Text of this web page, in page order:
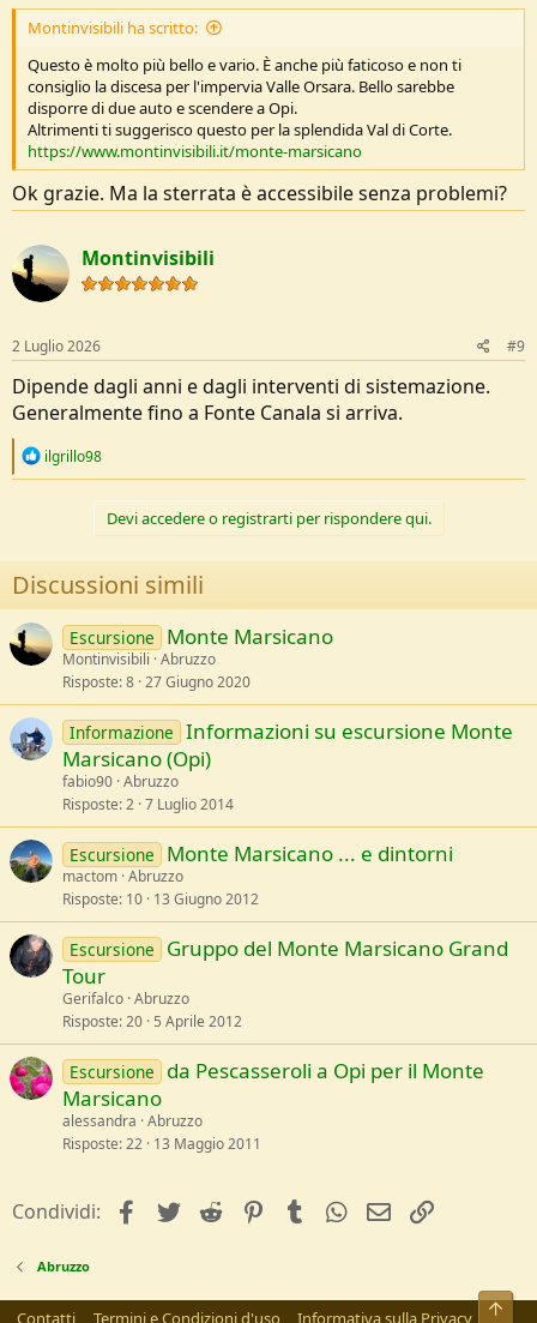
Montinvisibili ha scritto:
Questo è molto più bello e vario. È anche più faticoso e non ti
consiglio la discesa per l'impervia Valle Orsara. Bello sarebbe
disporre di due auto e scendere a Opi.
Altrimenti ti suggerisco questo per la splendida Val di Corte.
https://www.montinvisibili.it/monte-marsicano
Ok grazie. Ma la sterrata è accessibile senza problemi?
Montinvisibili
2 Luglio 2026 #9
Dipende dagli anni e dagli interventi di sistemazione.
Generalmente fino a Fonte Canala si arriva.
R
n
s
:
ilgrillo98
Devi accedere o registrarti per rispondere qui.
Discussioni simili
Escursione Monte Marsicano
Montinvisibili Abruzzo
Risposte 8 27 Giugno 2020
Informazione Informazioni su escursione Monte
Marsicano (Opi)
fabio90 Abruzzo
Risposte 2 7 Luglio 2014
Escursione Monte Marsicano ... e dintorni
mactom Abruzzo
Risposte 10 13 Giugno 2012
Escursione
Gruppo del Monte Marsicano Grand
Tour
Gerifalco Abruzzo
Risposte 20 5 Aprile 2012
Escursione
da Pescasseroli a Opi per il Monte
Marsicano
alessandra Abruzzo
Risposte 22 13 Maggio 2011
Condividi: facebookTwitterReddit PinterestTumblrWhatsApp
e-mail
Abruzzo
Contatti Termini e Condizioni d'uso Informativa sulla Privacy Alto